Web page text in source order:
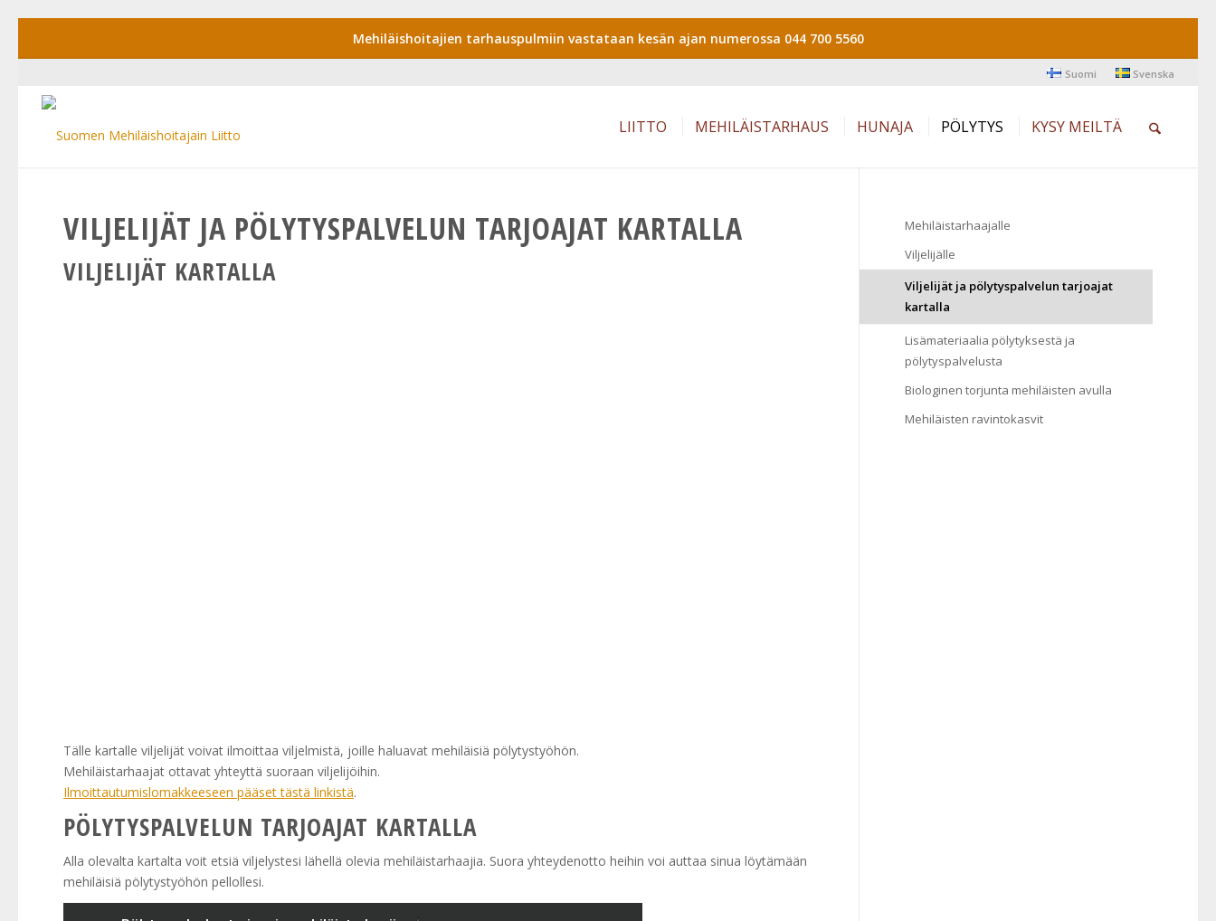
Mehiläishoitajien tarhauspulmiin vastataan kesän ajan numerossa 044 700 5560
Suomi Svenska
LIITTO MEHILÄISTARHAUS HUNAJA PÖLYTYS KYSY MEILTÄ
VILJELIJÄT JA PÖLYTYSPALVELUN TARJOAJAT KARTALLA
VILJELIJÄT KARTALLA
Tälle kartalle viljelijät voivat ilmoittaa viljelmistä, joille haluavat mehiläisiä pölytystyöhön.
Mehiläistarhaajat ottavat yhteyttä suoraan viljelijöihin.
Ilmoittautumislomakkeeseen pääset tästä linkistä.
PÖLYTYSPALVELUN TARJOAJAT KARTALLA
Alla olevalta kartalta voit etsiä viljelystesi lähellä olevia mehiläistarhaajia. Suora yhteydenotto heihin voi auttaa sinua löytämään
mehiläisiä pölytystyöhön pellollesi.
Mehiläistarhaajalle
Viljelijälle
Viljelijät ja pölytyspalvelun tarjoajat
kartalla
Lisämateriaalia pölytyksestä ja
pölytyspalvelusta
Biologinen torjunta mehiläisten avulla
Mehiläisten ravintokasvit